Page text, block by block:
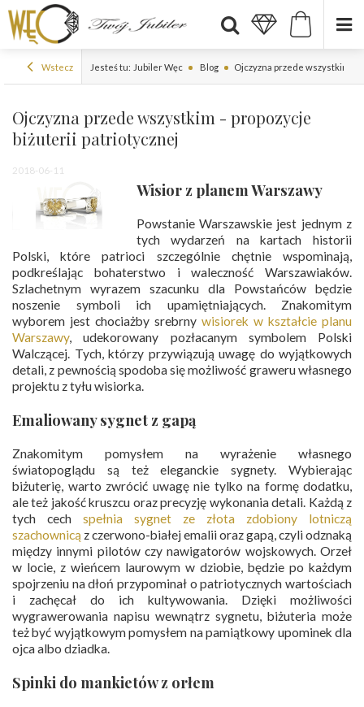
Wstecz Jesteś tu: Jubiler Węc Blog Ojczyzna przede wszystkim -
Ojczyzna przede wszystkim - propozycje
biżuterii patriotycznej
2018-06-11
Wisior z planem Warszawy
Powstanie Warszawskie jest jednym z
tych wydarzeń na kartach historii
Polski, które patrioci szczególnie chętnie wspominają,
podkreślając bohaterstwo i waleczność Warszawiaków.
Szlachetnym wyrazem szacunku dla Powstańców będzie
noszenie symboli ich upamiętniających. Znakomitym
wyborem jest chociażby srebrny wisiorek w kształcie planu
Warszawy, udekorowany pozłacanym symbolem Polski
Walczącej. Tych, którzy przywiązują uwagę do wyjątkowych
detali, z pewnością spodoba się możliwość graweru własnego
projektu z tyłu wisiorka.
Emaliowany sygnet z gapą
Znakomitym pomysłem na wyrażenie własnego
światopoglądu są też eleganckie sygnety. Wybierając
biżuterię, warto zwrócić uwagę nie tylko na formę dodatku,
ale też jakość kruszcu oraz precyzję wykonania detali. Każdą z
tych cech spełnia sygnet ze złota zdobiony lotniczą
szachownicą z czerwono-białej emalii oraz gapą, czyli odznaką
między innymi pilotów czy nawigatorów wojskowych. Orzeł
w locie, z wieńcem laurowym w dziobie, będzie po każdym
spojrzeniu na dłoń przypominał o patriotycznych wartościach
i zachęcał do ich kultywowania. Dzięki możliwości
wygrawerowania napisu wewnątrz sygnetu, biżuteria może
też być wyjątkowym pomysłem na pamiątkowy upominek dla
ojca albo dziadka.
Spinki do mankietów z orłem